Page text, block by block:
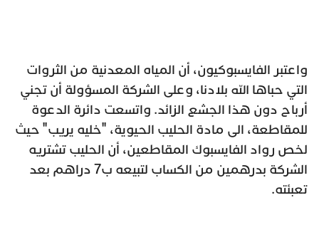
واعتبر الفايسبوكيون، أن المياه المعدنية من الثروات
التي حباها الله بلادنا، وعلى الشركة المسؤولة أن تجني
أرباح دون هذا الجشع الزائد. واتسعت دائرة الدعوة
للمقاطعة، الى مادة الحليب الحيوية، "خليه يريب" حيث
لخص رواد الفايسبوك المقاطعين، أن الحليب تشتريه
الشركة بدرهمين من الكساب لتبيعه ب7 دراهم بعد
تعبئته.